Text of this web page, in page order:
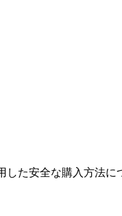
た安全な購入方法に